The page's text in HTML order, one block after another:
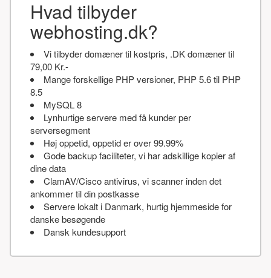
Hvad tilbyder
webhosting.dk?
Vi tilbyder domæner til kostpris, .DK domæner til
79,00 Kr.-
Mange forskellige PHP versioner, PHP 5.6 til PHP
8.5
MySQL 8
Lynhurtige servere med få kunder per
serversegment
Høj oppetid, oppetid er over 99.99%
Gode backup faciliteter, vi har adskillige kopier af
dine data
ClamAV/Cisco antivirus, vi scanner inden det
ankommer til din postkasse
Servere lokalt i Danmark, hurtig hjemmeside for
danske besøgende
Dansk kundesupport